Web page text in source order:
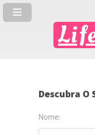
Descubra O
Nome: